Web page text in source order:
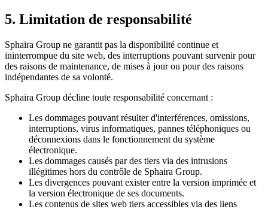
5. Limitation de responsabilité
Sphaira Group ne garantit pas la disponibilité continue et
ininterrompue du site web, des interruptions pouvant survenir pour
des raisons de maintenance, de mises à jour ou pour des raisons
indépendantes de sa volonté.
Sphaira Group décline toute responsabilité concernant :
Les dommages pouvant résulter d'interférences, omissions,
interruptions, virus informatiques, pannes téléphoniques ou
déconnexions dans le fonctionnement du système
électronique.
Les dommages causés par des tiers via des intrusions
illégitimes hors du contrôle de Sphaira Group.
Les divergences pouvant exister entre la version imprimée et
la version électronique de ses documents.
Les contenus de sites web tiers accessibles via des liens